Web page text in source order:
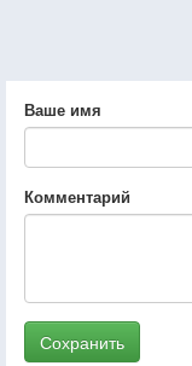
Ваше имя
Комментарий
Сохранить